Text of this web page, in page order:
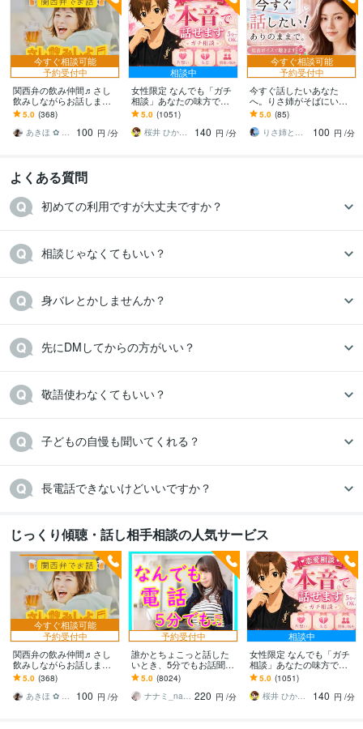
今すぐ相談可能
予約受付中
関西弁の飲み仲間♬さし
飲みしながらお話します
何となく話したい✨酔った
時のいい気分のまま⭐︎お話
しましょう
5.0 (368)
あきほ ✿ 元気を届ける関西女子✨
100 円 /分
相談中
女性限定 なんでも「ガチ
相談」あなたの味方で話
ます 男性目線で、あなた
の恋の“答え”を言葉にしま
す。
5.0 (1051)
桜井 ひかる｜経験豊富の恋愛相談室
140 円 /分
今すぐ相談可能
予約受付中
今すぐ話したいあなた
へ。りさ姉がそばにいま
す 1人じゃない。どんな感
情も否定しない✨低音ボイ
スでゆったり
5.0 (85)
りさ姉と話すこころ整え時間
100 円 /分
よくある質問
初めての利用ですが大丈夫ですか？
相談じゃなくてもいい？
身バレとかしませんか？
先にDMしてからの方がいい？
敬語使わなくてもいい？
子どもの自慢も聞いてくれる？
長電話できないけどいいですか？
じっくり傾聴・話し相手相談の人気サービス
今すぐ相談可能
予約受付中
関西弁の飲み仲間♬さし
飲みしながらお話します
何となく話したい✨酔った
時のいい気分のまま⭐︎お話
しましょう
5.0 (368)
あきほ ✿ 元気を届ける関西女子✨
100 円 /分
予約受付中
誰かとちょこっと話した
いとき、5分でもお話聞き
ます 疲れた～、でもカウ
ンセリングじゃない、な
んとなく雑談聞いて～
5.0 (8024)
ナナミ_nanami 220 円 /分
相談中
女性限定 なんでも「ガチ
相談」あなたの味方で話
ます 男性目線で、あなた
の恋の“答え”を言葉にしま
す。
5.0 (1051)
桜井 ひかる｜経験豊富の恋愛相談室
140 円 /分